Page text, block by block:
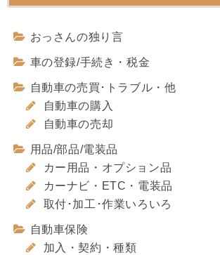
おっさんの独り言
車の登録/手続き・税金
自動車の売買･トラブル・他
自動車の購入
自動車の売却
用品/部品/電装品
カー用品・オプション品
カーナビ・ETC・電装品
取付･加工･作業いろいろ
自動車保険
加入・契約・種類